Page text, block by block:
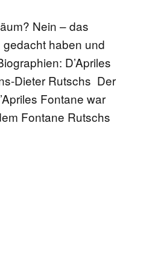
Nein – das
haben und
D’Apriles
Dieter Rutschs Der
Fontane war
Fontane Rutschs